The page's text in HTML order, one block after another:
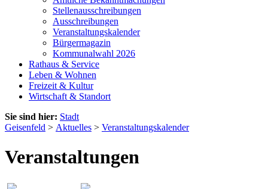
Stellenausschreibungen
Ausschreibungen
Veranstaltungskalender
Bürgermagazin
Kommunalwahl 2026
Rathaus & Service
Leben & Wohnen
Freizeit & Kultur
Wirtschaft & Standort
Sie sind hier: Stadt
Geisenfeld > Aktuelles > Veranstaltungskalender
Veranstaltungen